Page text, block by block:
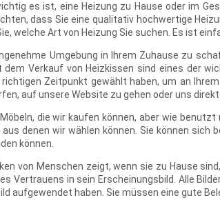
es ist, eine Heizung zu Hause oder im
dass Sie eine qualitativ hochwertige
welche Art von Heizung Sie suchen. Es ist
Umgebung in Ihrem Zuhause zu
Verkauf von Heizkissen sind eines der
Zeitpunkt gewählt haben, um an
auf unsere Website zu gehen oder uns
die wir kaufen können, aber wie
denen wir wählen können. Sie können
können.
von Menschen zeigt, wenn sie zu Hause
Vertrauens in sein Erscheinungsbild. Alle
aufgewendet haben. Sie müssen eine gute